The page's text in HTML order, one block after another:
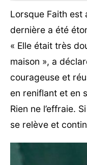
Lorsque Faith est
dernière a été
« Elle était très
maison », a
courageuse et
en reniflant et en
Rien ne l’effraie.
se relève et